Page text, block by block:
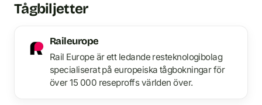
Tågbiljetter
Raileurope
Rail Europe är ett ledande resteknologibolag
specialiserat på europeiska tågbokningar för
över 15 000 reseproffs världen över.